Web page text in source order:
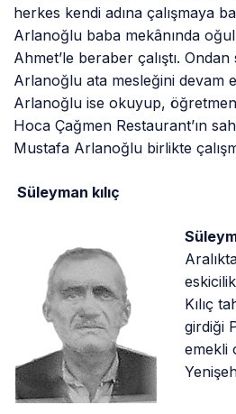
herkes kendi adına çalışmaya
Arlanoğlu baba mekânında
Ahmet’le beraber çalıştı.
Arlanoğlu ata mesleğini devam
Arlanoğlu ise okuyup,
Hoca Çağmen Restaurant’ın
Mustafa Arlanoğlu birlikte
Süleyman kılıç
Kılıç
girdiği
emekli